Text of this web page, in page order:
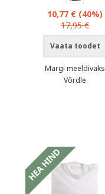
10,77 € (40%)
17,95 €
Vaata toodet
Märgi meeldivaks
Võrdle